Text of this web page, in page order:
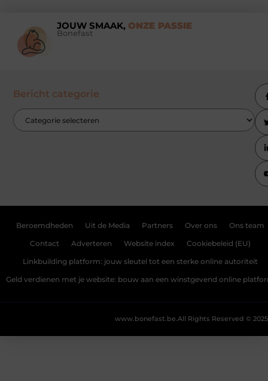
JOUW SMAAK, ONZE PASSIE
Bonefast
Bericht categorie
Beroemdheden Uit de Media Partners Over ons Ons team
Contact Adverteren Website index Cookiebeleid (EU)
Linkbuilding platform: jouw sleutel tot een sterke online autoriteit
Geld verdienen met je website: bouw aan een winstgevend online
All Rights Reserved © 2025
www.bonefast.be.